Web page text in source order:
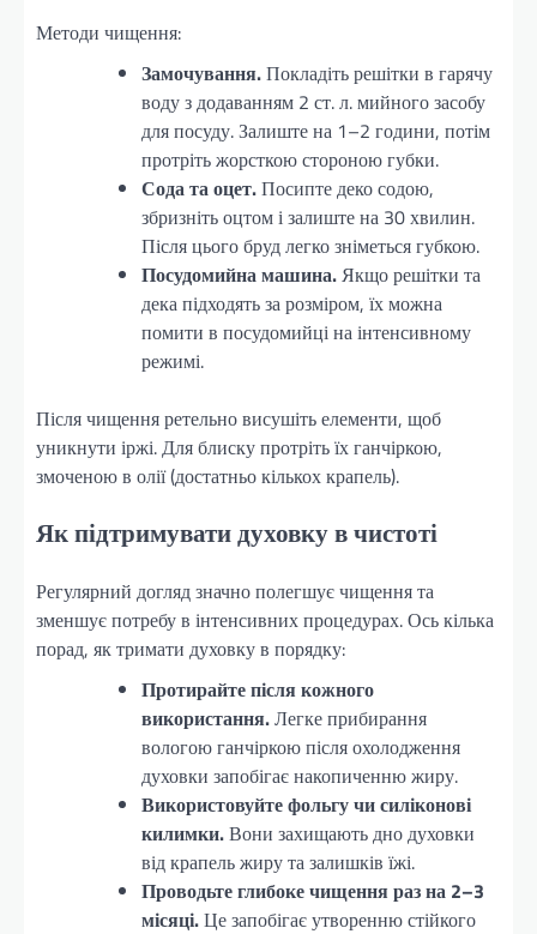
Методи чищення:
Замочування.Покладіть решітки в гарячу
воду з додаванням 2 ст. л. мийного засобу
для посуду. Залиште на 1–2 години, потім
протріть жорсткою стороною губки.
Сода та оцет.Посипте деко содою,
збризніть оцтом і залиште на 30 хвилин.
Після цього бруд легко зніметься губкою.
Посудомийна машина.Якщо решітки та
дека підходять за розміром, їх можна
помити в посудомийці на інтенсивному
режимі.
Після чищення ретельно висушіть елементи, щоб
уникнути іржі. Для блиску протріть їх ганчіркою,
змоченою в олії (достатньо кількох крапель).
Як підтримувати духовку в чистоті
Регулярний догляд значно полегшує чищення та
зменшує потребу в інтенсивних процедурах. Ось кілька
порад, як тримати духовку в порядку:
Протирайте після кожного
використання.Легке прибирання
вологою ганчіркою після охолодження
духовки запобігає накопиченню жиру.
Використовуйте фольгу чи силіконові
килимки.Вони захищають дно духовки
від крапель жиру та залишків їжі.
Проводьте глибоке чищення раз на 2–3
місяці.Це запобігає утворенню стійкого